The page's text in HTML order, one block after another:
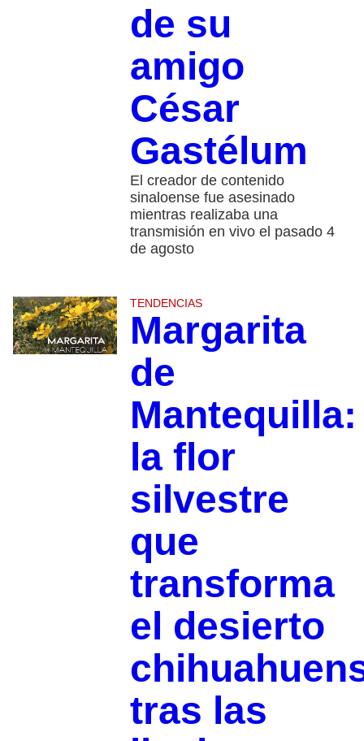
de su
amigo
César
Gastélum
El creador de contenido
sinaloense fue asesinado
mientras realizaba una
transmisión en vivo el pasado 4
de agosto
TENDENCIAS
Margarita
de
Mantequilla:
la flor
silvestre
que
transforma
el desierto
tras las